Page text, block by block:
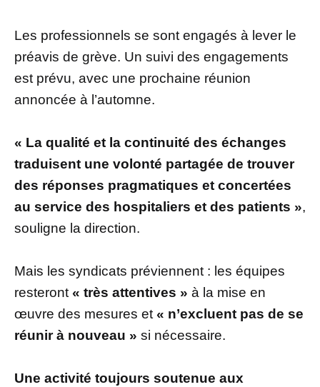
Les professionnels se sont engagés à lever le
préavis de grève. Un suivi des engagements
est prévu, avec une prochaine réunion
annoncée à l’automne.
« La qualité et la continuité des échanges
traduisent une volonté partagée de trouver
des réponses pragmatiques et concertées
au service des hospitaliers et des patients »,
souligne la direction.
Mais les syndicats préviennent : les équipes
resteront « très attentives » à la mise en
œuvre des mesures et « n’excluent pas de se
réunir à nouveau » si nécessaire.
Une activité toujours soutenue aux